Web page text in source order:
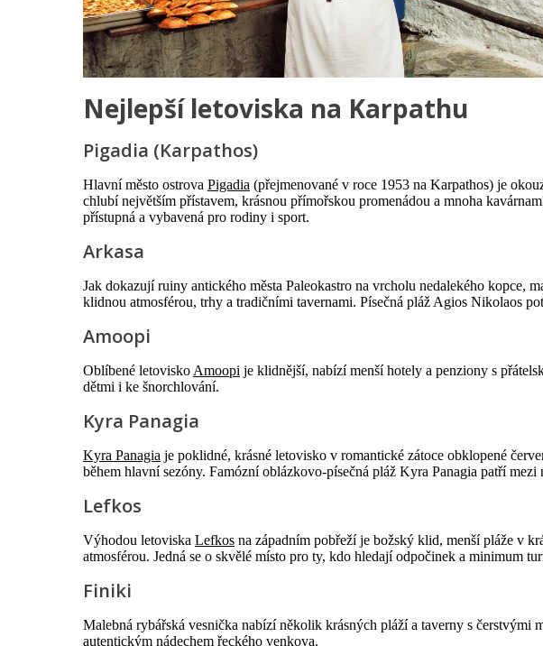
Nejlepší letoviska na Karpathu
Pigadia (Karpathos)
Hlavní město ostrova Pigadia (přejmenované v roce 1953 na Karpathos) je
chlubí největším přístavem, krásnou přímořskou promenádou a mnoha
přístupná a vybavená pro rodiny i sport.
Arkasa
Jak dokazují ruiny antického města Paleokastro na vrcholu nedalekého kopce,
klidnou atmosférou, trhy a tradičními tavernami. Písečná pláž Agios Nikolaos
Amoopi
Oblíbené letovisko Amoopi je klidnější, nabízí menší hotely a penziony s
dětmi i ke šnorchlování.
Kyra Panagia
Kyra Panagia je poklidné, krásné letovisko v romantické zátoce obklopené
během hlavní sezóny. Famózní oblázkovo-písečná pláž Kyra Panagia patří mezi
Lefkos
Výhodou letoviska Lefkos na západním pobřeží je božský klid, menší pláže v
atmosférou. Jedná se o skvělé místo pro ty, kdo hledají odpočinek a minimum
Finiki
Malebná rybářská vesnička nabízí několik krásných pláží a taverny s čerstvými
autentickým nádechem řeckého venkova.